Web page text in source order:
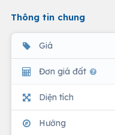
Thông tin chung
Giá
Đơn giá đất
Diện tích
Hướng